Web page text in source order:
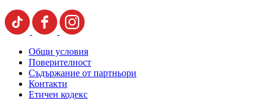
Общи условия
Поверителност
Съдържание от партньори
Контакти
Етичен кодекс